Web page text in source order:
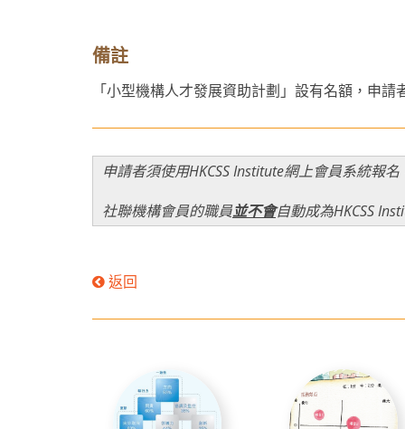
備註
「小型機構人才發展資助計劃」設有名額，申請
申請者須使用HKCSS Institute網上會員系統報
社聯機構會員的職員並不會自動成為HKCSS
返回